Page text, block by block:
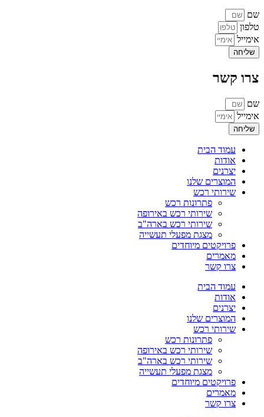
שם
טלפון
אימייל
שליחה
צרו קשר
שם
אימייל
שליחה
עמוד הבית
אודות
יצרנים
המוצרים שלנו
שירותי רכש
פתרונות רכש
שירותי רכש באירופה
שירותי רכש בארה"ב
מצגת מפעלי תעשייה
פרויקטים מיוחדים
מאמרים
צרו קשר
עמוד הבית
אודות
יצרנים
המוצרים שלנו
שירותי רכש
פתרונות רכש
שירותי רכש באירופה
שירותי רכש בארה"ב
מצגת מפעלי תעשייה
פרויקטים מיוחדים
מאמרים
צרו קשר